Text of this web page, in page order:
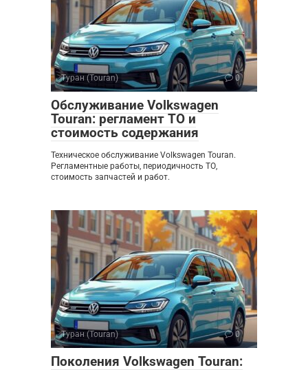
Туран (Touran) 0
Обслуживание Volkswagen
Touran: регламент ТО и
стоимость содержания
Техническое обслуживание Volkswagen Touran.
Регламентные работы, периодичность ТО,
стоимость запчастей и работ.
Туран (Touran) 0
Поколения Volkswagen Touran: